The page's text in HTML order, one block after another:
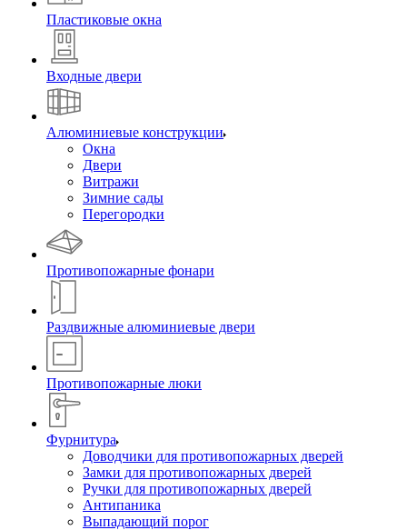
Пластиковые окна
Входные двери
Алюминиевые конструкции
Окна
Двери
Витражи
Зимние сады
Перегородки
Противопожарные фонари
Раздвижные алюминиевые двери
Противопожарные люки
Фурнитура
Доводчики для противопожарных дверей
Замки для противопожарных дверей
Ручки для противопожарных дверей
Антипаника
Выпадающий порог